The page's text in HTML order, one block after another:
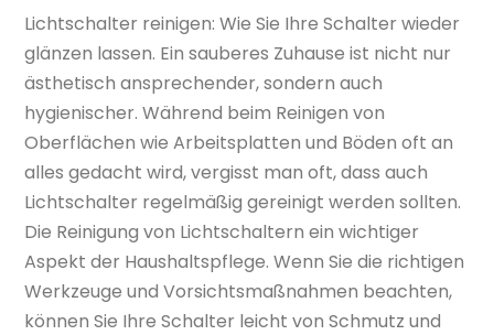
Lichtschalter reinigen: Wie Sie Ihre Schalter wieder
glänzen lassen. Ein sauberes Zuhause ist nicht nur
ästhetisch ansprechender, sondern auch
hygienischer. Während beim Reinigen von
Oberflächen wie Arbeitsplatten und Böden oft an
alles gedacht wird, vergisst man oft, dass auch
Lichtschalter regelmäßig gereinigt werden sollten.
Die Reinigung von Lichtschaltern ein wichtiger
Aspekt der Haushaltspflege. Wenn Sie die richtigen
Werkzeuge und Vorsichtsmaßnahmen beachten,
können Sie Ihre Schalter leicht von Schmutz und